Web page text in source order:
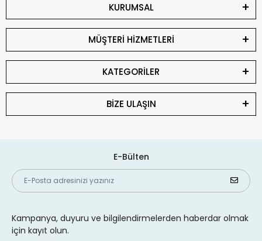
KURUMSAL
MÜŞTERİ HİZMETLERİ
KATEGORİLER
BİZE ULAŞIN
E-Bülten
Kampanya, duyuru ve bilgilendirmelerden haberdar olmak
için kayıt olun.